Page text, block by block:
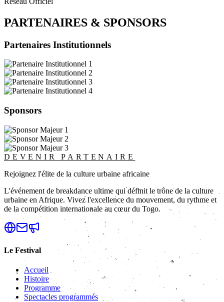
PARTENAIRES & SPONSORS
Partenaires Institutionnels
Sponsors
DEVENIR PARTENAIRE
Rejoignez l'élite de la culture urbaine africaine
L'événement de breakdance ultime qui définit le trône de la culture
urbaine en Afrique. Vivez l'excellence du mouvement, du rythme et
de la compétition internationale au cœur du Togo.
Le Festival
Accueil
Histoire
Programme
Spectacles programmés